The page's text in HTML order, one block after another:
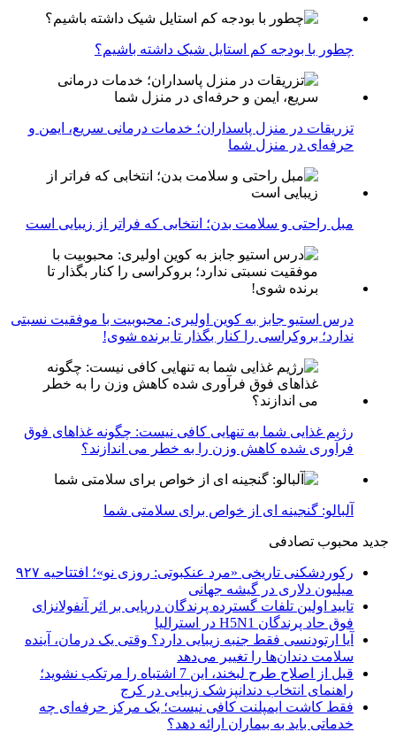
چطور با بودجه کم استایل شیک داشته باشیم؟
تزریقات در منزل پاسداران؛ خدمات درمانی سریع، ایمن و
حرفه‌ای در منزل شما
مبل راحتی و سلامت بدن؛ انتخابی که فراتر از زیبایی است
درس استیو جابز به کوین اولیری: محبوبیت با موفقیت نسبتی
ندارد؛ بروکراسی را کنار بگذار تا برنده شوی!
رژیم غذایی شما به تنهایی کافی نیست: چگونه غذاهای فوق
فرآوری شده کاهش وزن را به خطر می اندازند؟
آلبالو: گنجینه ای از خواص برای سلامتی شما
جدید محبوب تصادفی
رکوردشکنی تاریخی «مرد عنکبوتی: روزی نو»؛ افتتاحیه ۹۲۷
میلیون دلاری در گیشه جهانی
تایید اولین تلفات گسترده پرندگان دریایی بر اثر آنفولانزای
فوق حاد پرندگان H5N1 در استرالیا
آیا ارتودنسی فقط جنبه زیبایی دارد؟ وقتی یک درمان، آینده
سلامت دندان‌ها را تغییر می‌دهد
قبل از اصلاح طرح لبخند، این 7 اشتباه را مرتکب نشوید؛
راهنمای انتخاب دندانپزشک زیبایی در کرج
فقط کاشت ایمپلنت کافی نیست؛ یک مرکز حرفه‌ای چه
خدماتی باید به بیماران ارائه دهد؟